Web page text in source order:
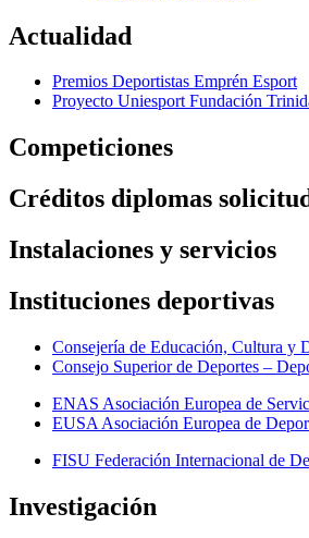
Actualidad
Premios Deportistas Emprén Esport
Proyecto Uniesport Fundación
Competiciones
Créditos diplomas
Instalaciones y servicios
Instituciones deportivas
Consejería de Educación, Cultura y
Consejo Superior de Deportes –
ENAS Asociación Europea de
EUSA Asociación Europea de
FISU Federación Internacional de
Investigación